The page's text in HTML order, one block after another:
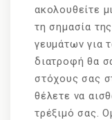
ακολουθείτε
τη σημασία
γευμάτων για
διατροφή θα
στόχους σας
θέλετε να
τρέξιμό σας.